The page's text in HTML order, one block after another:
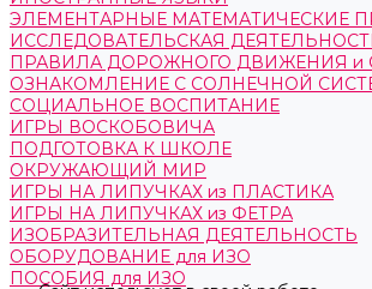
ЭЛЕМЕНТАРНЫЕ МАТЕМАТИЧЕСКИЕ
ИССЛЕДОВАТЕЛЬСКАЯ
ПРАВИЛА ДОРОЖНОГО ДВИЖЕНИЯ и
ОЗНАКОМЛЕНИЕ С СОЛНЕЧНОЙ
СОЦИАЛЬНОЕ ВОСПИТАНИЕ
ИГРЫ ВОСКОБОВИЧА
ПОДГОТОВКА К ШКОЛЕ
ОКРУЖАЮЩИЙ МИР
ИГРЫ НА ЛИПУЧКАХ из ПЛАСТИКА
ИГРЫ НА ЛИПУЧКАХ из ФЕТРА
ИЗОБРАЗИТЕЛЬНАЯ ДЕЯТЕЛЬНОСТЬ
ОБОРУДОВАНИЕ для ИЗО
ПОСОБИЯ для ИЗО